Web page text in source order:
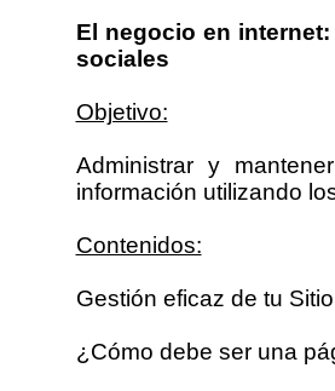
El negocio en
sociales
Objetivo:
Administrar y
información utilizando
Contenidos:
Gestión eficaz de tu
¿Cómo debe ser una